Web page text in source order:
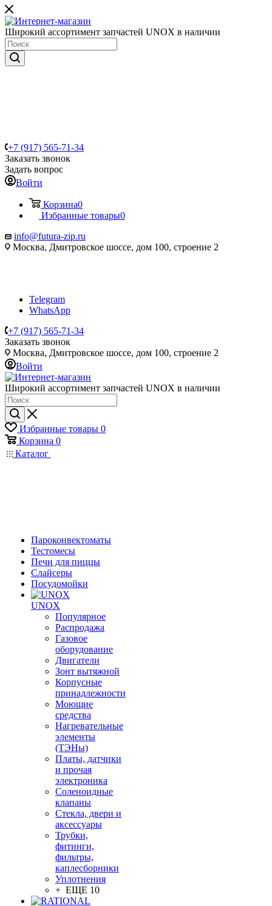
Широкий ассортимент запчастей UNOX в наличии
+7 (917) 565-71-34
Заказать звонок
Задать вопрос
Войти
Корзина0
Избранные товары0
info@futura-zip.ru
Москва, Дмитровское шоссе, дом 100, строение 2
Telegram
WhatsApp
+7 (917) 565-71-34
Заказать звонок
Москва, Дмитровское шоссе, дом 100, строение 2
Войти
Широкий ассортимент запчастей UNOX в наличии
Избранные товары 0
Корзина 0
Каталог
Пароконвектоматы
Тестомесы
Печи для пиццы
Слайсеры
Посудомойки
UNOX
Популярное
Распродажа
Газовое
оборудование
Двигатели
Зонт вытяжной
Корпусные
принадлежности
Моющие
средства
Нагревательные
элементы
(ТЭНы)
Платы, датчики
и прочая
электроника
Соленоидные
клапаны
Стекла, двери и
аксессуары
Трубки,
фитинги,
фильтры,
каплесборники
Уплотнения
+ ЕЩЕ 10